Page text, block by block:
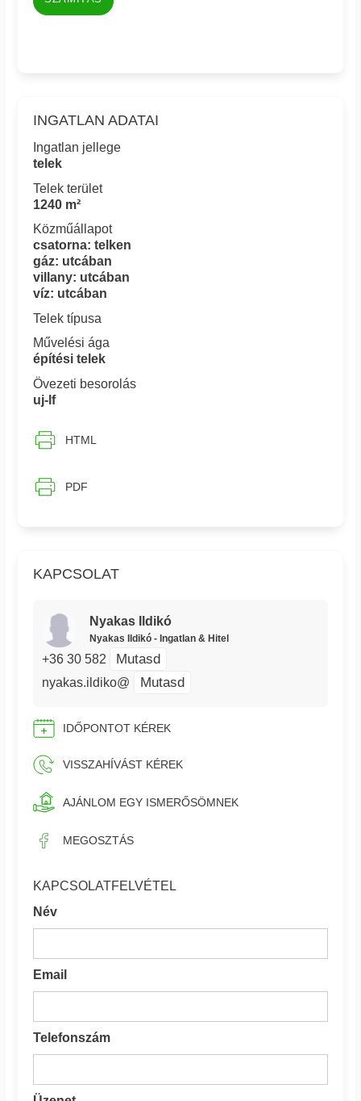
KAPCSOLAT
Nyakas Ildikó
Nyakas Ildikó - Ingatlan & Hitel
+36 30 582 Mutasd
nyakas.ildiko@ Mutasd
IDŐPONTOT KÉREK
VISSZAHÍVÁST KÉREK
AJÁNLOM EGY ISMERŐSÖMNEK
MEGOSZTÁS
KAPCSOLATFELVÉTEL
Név
Email
Telefonszám
INGATLAN ADATAI
Ingatlan jellege
telek
Telek terület
1240 m²
Közműállapot
csatorna: telken
gáz: utcában
villany: utcában
víz: utcában
Telek típusa
Művelési ága
építési telek
Övezeti besorolás
uj-lf
HTML
PDF